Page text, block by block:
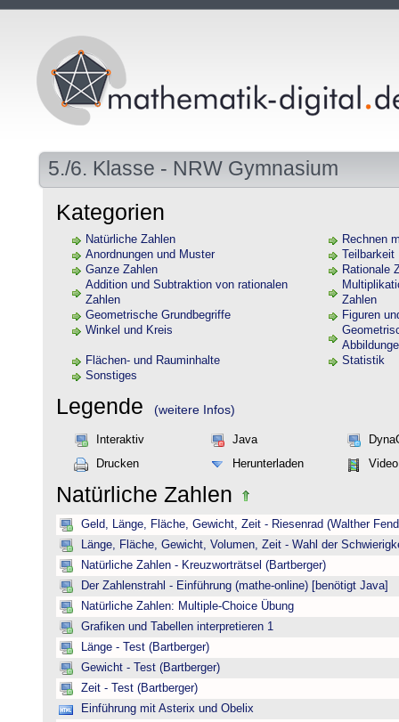
5./6. Klasse - NRW Gymnasium
Kategorien
Natürliche Zahlen
Rechnen
Anordnungen und Muster
Teilbarkeit
Ganze Zahlen
Rationale
Addition und Subtraktion von rationalen
Zahlen
Zahlen
Geometrische Grundbegriffe
Figuren
Winkel und Kreis
Flächen- und Rauminhalte
Statistik
Sonstiges
Legende (weitere Infos)
Interaktiv Java
Drucken
Herunterladen Video
Natürliche Zahlen
Geld, Länge, Fläche, Gewicht, Zeit - Riesenrad (Walther
Länge, Fläche, Gewicht, Volumen, Zeit - Wahl der
Natürliche Zahlen - Kreuzworträtsel (Bartberger)
Der Zahlenstrahl - Einführung (mathe-online) [benötigt Java]
Natürliche Zahlen: Multiple-Choice Übung
Grafiken und Tabellen interpretieren 1
Länge - Test (Bartberger)
Gewicht - Test (Bartberger)
Zeit - Test (Bartberger)
Einführung mit Asterix und Obelix